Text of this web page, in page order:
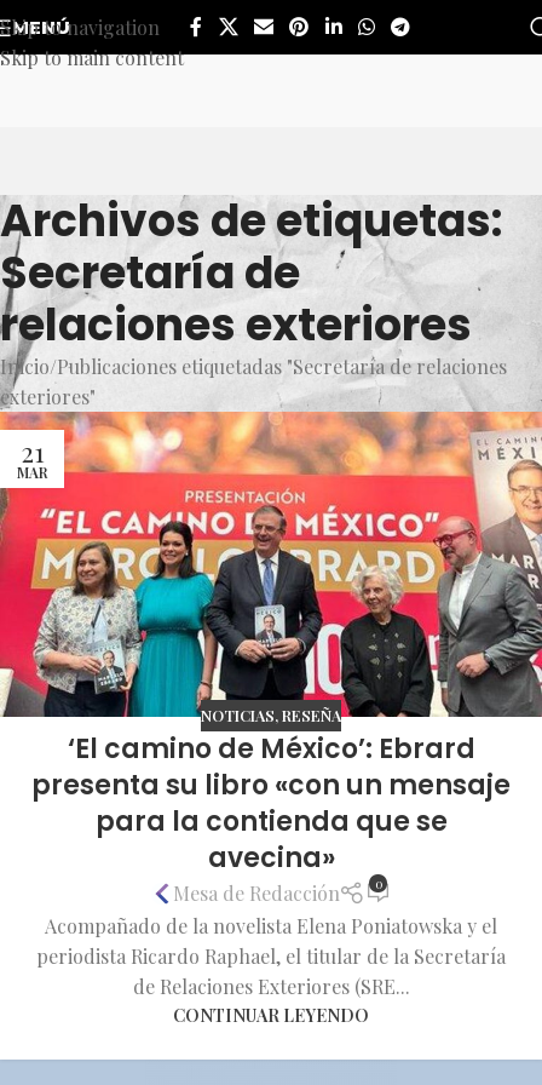
Skip to navigation
Skip to main content
MENÚ
Archivos de etiquetas:
Secretaría de
relaciones exteriores
Inicio Publicaciones etiquetadas "Secretaría de relaciones
exteriores"
21
MAR
NOTICIAS,RESEÑA
‘El camino de México’: Ebrard
presenta su libro «con un mensaje
para la contienda que se
avecina»
Mesa de Redacción 0
Acompañado de la novelista Elena Poniatowska y el
periodista Ricardo Raphael, el titular de la Secretaría
de Relaciones Exteriores (SRE...
CONTINUAR LEYENDO